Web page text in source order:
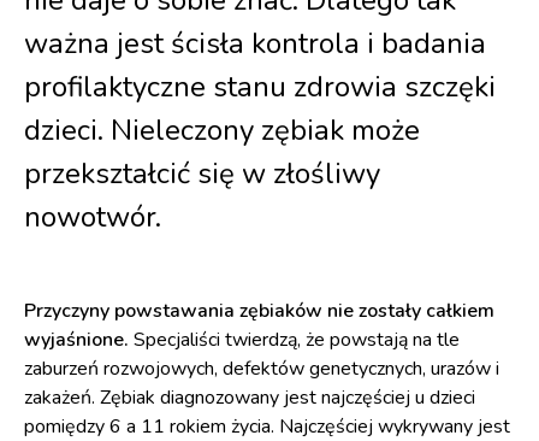
ważna jest ścisła kontrola i badania
profilaktyczne stanu zdrowia szczęki
dzieci. Nieleczony zębiak może
przekształcić się w złośliwy
nowotwór.
Przyczyny powstawania zębiaków nie zostały całkiem
wyjaśnione. Specjaliści twierdzą, że powstają na tle
zaburzeń rozwojowych, defektów genetycznych, urazów i
zakażeń. Zębiak diagnozowany jest najczęściej u dzieci
pomiędzy 6 a 11 rokiem życia. Najczęściej wykrywany jest